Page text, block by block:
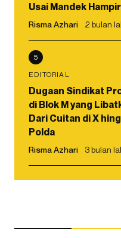
Usai Mandek
Risma Azhari 2 bulan
5
EDITORIAL
Dugaan Sindikat
di Blok M yang
Dari Cuitan di X
Polda
Risma Azhari 3 bulan